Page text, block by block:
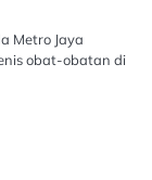
Metro Jaya
obat-obatan di